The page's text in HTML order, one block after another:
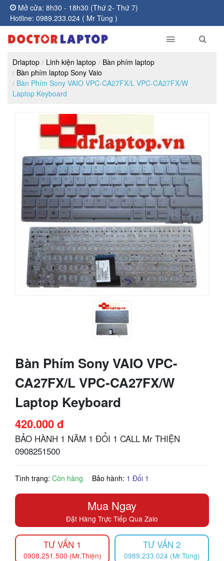
Mở cửa: 8h30 - 18h30 (Thứ 2- Thứ 7)
Hotline: 0989.233.024 ( Mr Tùng )
Drlaptop Linh kiện laptop
Bàn phím laptop
Bàn phím laptop Sony Vaio
Bàn Phím Sony VAIO VPC-CA27FX/L VPC-CA27FX/W
Laptop Keyboard
Bàn Phím Sony VAIO VPC-
CA27FX/L VPC-CA27FX/W
Laptop Keyboard
420.000 đ
BẢO HÀNH 1 NĂM 1 ĐỔI 1 CALL Mr THIỆN
0908251500
Tình trạng: Còn hàng Bảo hành: 1 Đổi 1
Mua Ngay
Đặt Hàng Trực Tiếp Qua Zalo
TƯ VẤN 1
0908.251.500 (Mr.Thiện)
TƯ VẤN 2
0989.233.024 (Mr.Tùng)